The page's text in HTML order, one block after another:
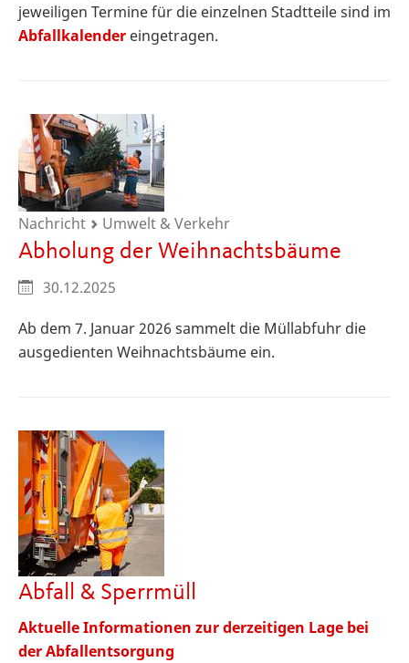
jeweiligen Termine für die einzelnen Stadtteile sind im
Abfallkalender eingetragen.
Nachricht Umwelt & Verkehr
Abholung der Weihnachtsbäume
30.12.2025
Ab dem 7. Januar 2026 sammelt die Müllabfuhr die
ausgedienten Weihnachtsbäume ein.
Abfall & Sperrmüll
Aktuelle Informationen zur derzeitigen Lage bei
der Abfallentsorgung